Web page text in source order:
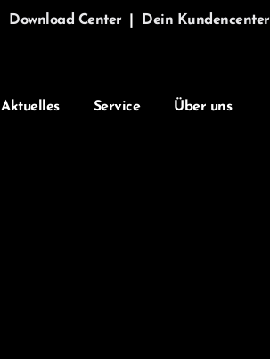
Download Center Dein Kundencenter
Aktuelles Service Über uns